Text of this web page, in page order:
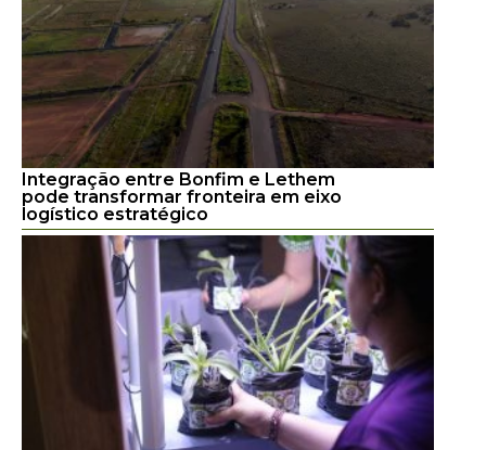
Integração entre Bonfim e Lethem
pode transformar fronteira em eixo
logístico estratégico